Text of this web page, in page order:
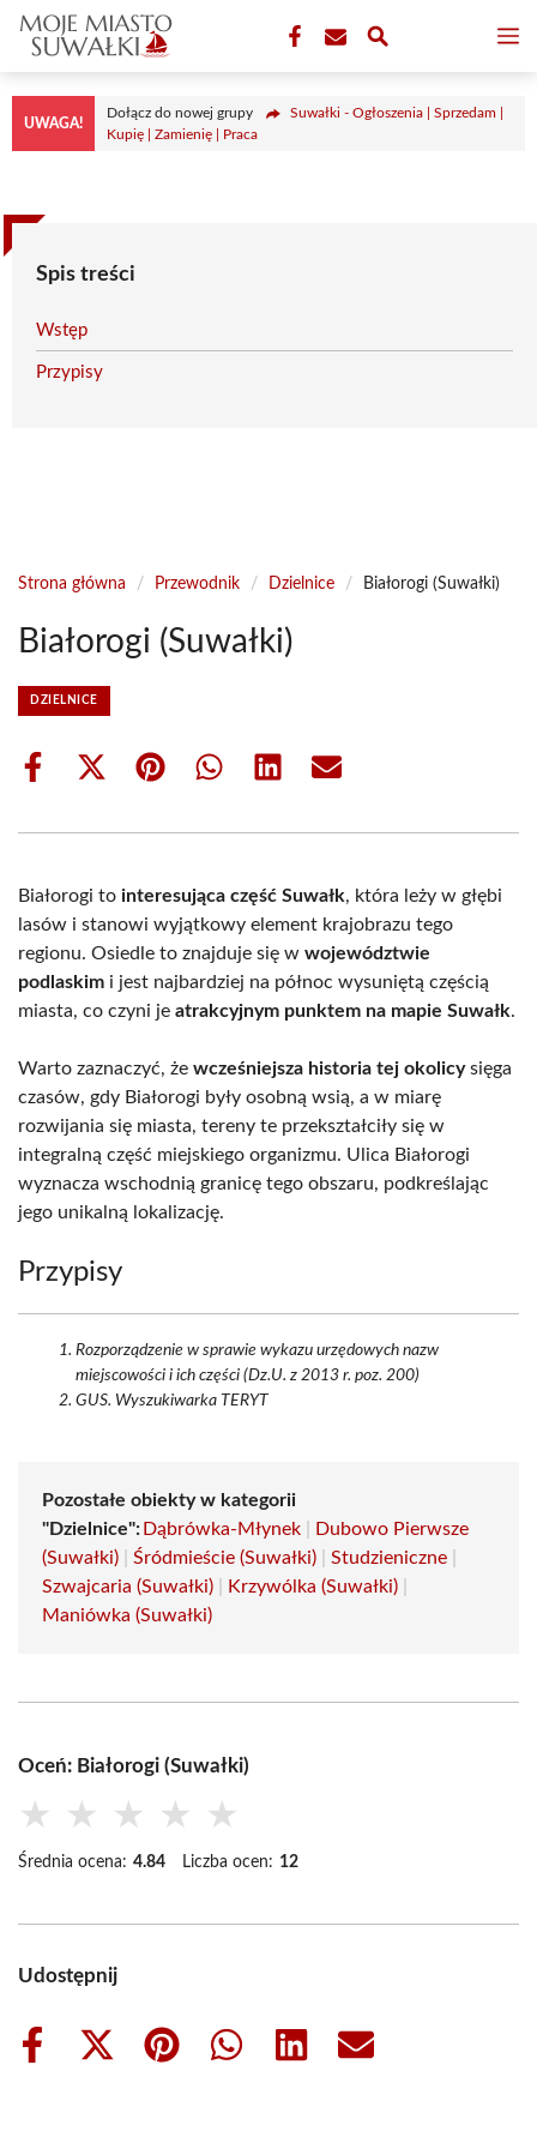
Przejdź
treści
UWAGA!
Dołącz do nowej grupy
Suwałki - Ogłoszenia | Sprzedam |
Kupię | Zamienię | Praca
Spis treści
Wstęp
Przypisy
Strona główna / Przewodnik / Dzielnice / Białorogi (Suwałki)
Białorogi (Suwałki)
DZIELNICE
Share
Share
(Twitter)
Share Share Share Share
Białorogi to interesująca część Suwałk, która leży w głębi
lasów i stanowi wyjątkowy element krajobrazu tego
regionu. Osiedle to znajduje się w województwie
podlaskim i jest najbardziej na północ wysuniętą częścią
miasta, co czyni je atrakcyjnym punktem na mapie Suwałk.
Warto zaznaczyć, że wcześniejsza historia tej okolicysięga
czasów, gdy Białorogi były osobną wsią, a w miarę
rozwijania się miasta, tereny te przekształciły się w
integralną część miejskiego organizmu. Ulica Białorogi
wyznacza wschodnią granicę tego obszaru, podkreślając
jego unikalną lokalizację.
Przypisy
Rozporządzenie w sprawie wykazu urzędowych nazw
miejscowości i ich części (Dz.U. z 2013 r. poz. 200)
GUS. Wyszukiwarka TERYT
Pozostałe obiekty w kategorii
"Dzielnice": Dąbrówka-Młynek
Dubowo Pierwsze
(Suwałki)
Śródmieście (Suwałki) Studzieniczne
Szwajcaria (Suwałki)
Krzywólka (Suwałki)
Maniówka (Suwałki)
Oceń: Białorogi (Suwałki)
★ ★ ★ ★ ★
Średnia ocena: 4.84 Liczba ocen: 12
Udostępnij
Share
Share
Share
Share
Share
Share